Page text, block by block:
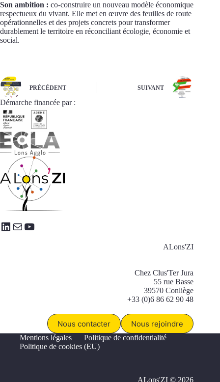
Son ambition : co-construire un nouveau modèle économique
respectueux du vivant. Elle met en œuvre des feuilles de route
opérationnelles et des projets concrets pour transformer
durablement le territoire en réconciliant écologie, économie et
social.
PRÉCÉDENT SUIVANT
Démarche financée par :
LinkedIn
E-mailYouTube
ALons'ZI
Chez Clus'Ter Jura
55 rue Basse
39570 Conliège
+33 (0)6 86 62 90 48
Nous contacter Nous rejoindre
Mentions légales
Politique de confidentialité
Politique de cookies (EU)
ALons'ZI © 2026